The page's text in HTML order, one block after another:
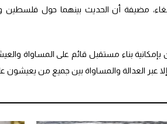
مضيفة أن الحديث بينهما حول فلسطين
بناء مستقبل قائم على المساواة
عبر العدالة والمساواة بين جميع من يعيشون